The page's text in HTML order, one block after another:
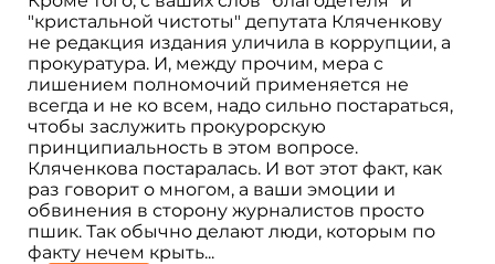
"кристальной чистоты" депутата Кляченкову
не редакция издания уличила в коррупции, а
прокуратура. И, между прочим, мера с
лишением полномочий применяется не
всегда и не ко всем, надо сильно постараться,
чтобы заслужить прокурорскую
принципиальность в этом вопросе.
Кляченкова постаралась. И вот этот факт, как
раз говорит о многом, а ваши эмоции и
обвинения в сторону журналистов просто
пшик. Так обычно делают люди, которым по
факту нечем крыть...